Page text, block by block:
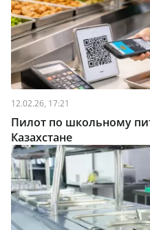
12.02.26, 17:21
Пилот по школьному
Казахстане